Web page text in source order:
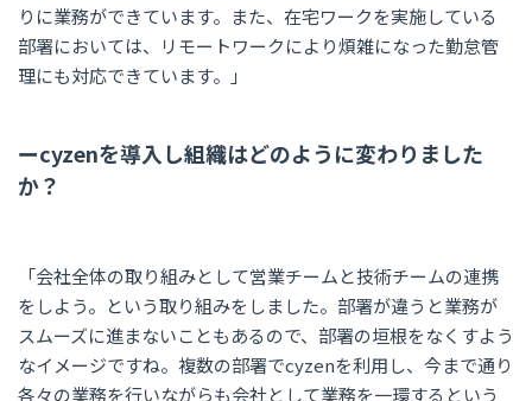
りに業務ができています。また、在宅ワークを実施している
部署においては、リモートワークにより煩雑になった勤怠管
理にも対応できています。」
ーcyzenを導入し組織はどのように変わりました
か？
「会社全体の取り組みとして営業チームと技術チームの連携
をしよう。という取り組みをしました。部署が違うと業務が
スムーズに進まないこともあるので、部署の垣根をなくすよう
なイメージですね。複数の部署でcyzenを利用し、今まで通り
各々の業務を行いながらも会社として業務を一環するという